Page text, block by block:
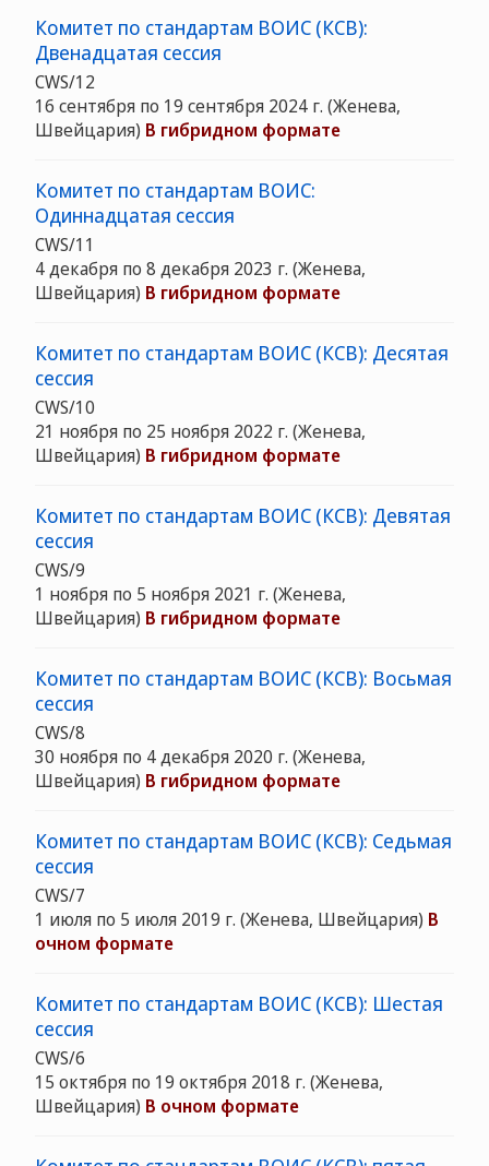
Комитет по стандартам ВОИС (КСВ):
Двенадцатая сессия
CWS/12
16 сентября по 19 сентября 2024 г. (Женева,
Швейцария) В гибридном формате
Комитет по стандартам ВОИС:
Одиннадцатая сессия
CWS/11
4 декабря по 8 декабря 2023 г. (Женева,
Швейцария) В гибридном формате
Комитет по стандартам ВОИС (КСВ): Десятая
сессия
CWS/10
21 ноября по 25 ноября 2022 г. (Женева,
Швейцария) В гибридном формате
Комитет по стандартам ВОИС (КСВ): Девятая
сессия
CWS/9
1 ноября по 5 ноября 2021 г. (Женева,
Швейцария) В гибридном формате
Комитет по стандартам ВОИС (КСВ): Восьмая
сессия
CWS/8
30 ноября по 4 декабря 2020 г. (Женева,
Швейцария) В гибридном формате
Комитет по стандартам ВОИС (КСВ): Седьмая
сессия
CWS/7
1 июля по 5 июля 2019 г. (Женева, Швейцария) В
очном формате
Комитет по стандартам ВОИС (КСВ): Шестая
сессия
CWS/6
15 октября по 19 октября 2018 г. (Женева,
Швейцария) В очном формате